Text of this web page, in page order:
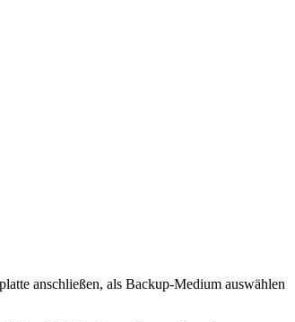
anschließen, als Backup-Medium auswählen